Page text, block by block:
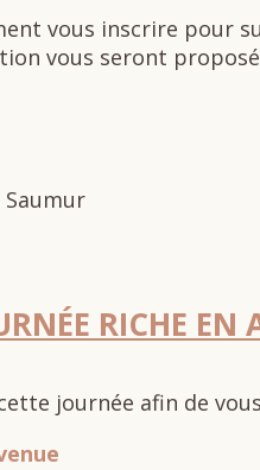
vous inscrire pour
vous seront
RICHE EN
journée afin de